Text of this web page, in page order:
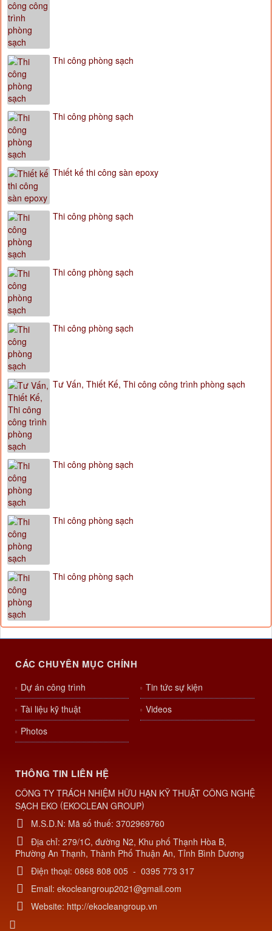
Thi công phòng sạch
Thi công phòng sạch
Thiết kế thi công sàn epoxy
Thi công phòng sạch
Thi công phòng sạch
Thi công phòng sạch
Tư Vấn, Thiết Kế, Thi công công trình phòng sạch
Thi công phòng sạch
Thi công phòng sạch
Thi công phòng sạch
CÁC CHUYÊN MỤC CHÍNH
Dự án công trình
Tin tức sự kiện
Tài liệu kỹ thuật
Videos
Photos
THÔNG TIN LIÊN HỆ
CÔNG TY TRÁCH NHIỆM HỮU HẠN KỸ THUẬT CÔNG NGHỆ
SẠCH EKO (EKOCLEAN GROUP)
M.S.D.N: Mã số thuế: 3702969760
Địa chỉ: 279/1C, đường N2, Khu phố Thạnh Hòa B,
Phường An Thạnh, Thành Phố Thuận An, Tỉnh Bình Dương
Điện thoại: 0868 808 005 - 0395 773 317
Email: ekocleangroup2021@gmail.com
Website: http://ekocleangroup.vn